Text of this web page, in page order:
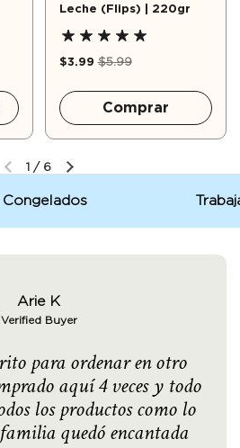
Leche (Flips) | 220gr
$3.99 $5.99
Comprar
1 / 6
Arie K
Verified Buyer
para ordenar en otro
aquí 4 veces y todo
los productos como lo
quedó encantada